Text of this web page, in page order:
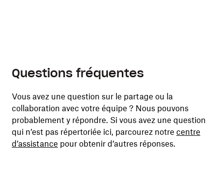
Questions fréquentes
Vous avez une question sur le partage ou la
collaboration avec votre équipe ? Nous pouvons
probablement y répondre. Si vous avez une question
qui n’est pas répertoriée ici, parcourez notre centre
d’assistance pour obtenir d’autres réponses.